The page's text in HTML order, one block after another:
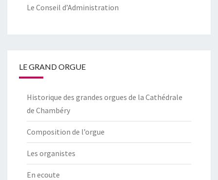
Le Conseil d’Administration
LE GRAND ORGUE
Historique des grandes orgues de la Cathédrale
de Chambéry
Composition de l’orgue
Les organistes
En ecoute